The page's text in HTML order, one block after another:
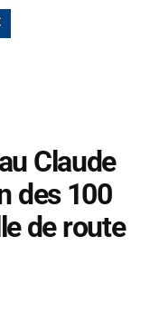
Claude
des 100
de route